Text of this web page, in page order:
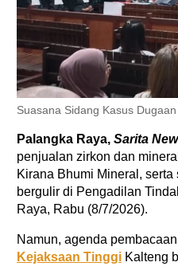
Suasana Sidang Kasus
Palangka Raya, Sarita
penjualan zirkon dan
Kirana Bhumi Mineral,
bergulir di Pengadilan
Raya, Rabu (8/7/2026).
Namun, agenda
Kejaksaan Tinggi Kalteng